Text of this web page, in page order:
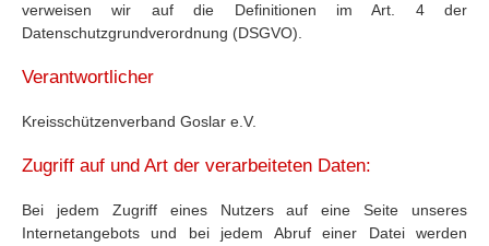
verweisen wir auf die Definitionen im Art. 4 der
Datenschutzgrundverordnung (DSGVO).
Verantwortlicher
Kreisschützenverband Goslar e.V.
Zugriff auf und Art der verarbeiteten Daten:
Bei jedem Zugriff eines Nutzers auf eine Seite unseres
Internetangebots und bei jedem Abruf einer Datei werden